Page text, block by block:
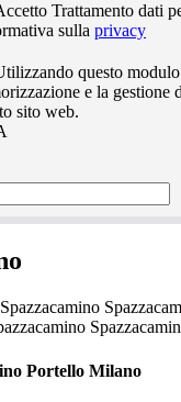
Trattamento dati
sulla privacy
questo
e la gestione
sito web.
Portello Milano